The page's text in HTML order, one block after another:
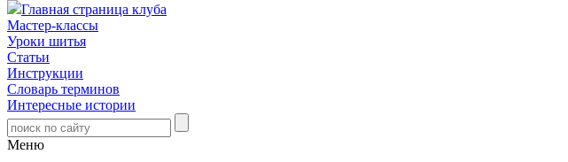
Главная страница клуба
Мастер-классы
Уроки шитья
Статьи
Инструкции
Словарь терминов
Интересные истории
Меню